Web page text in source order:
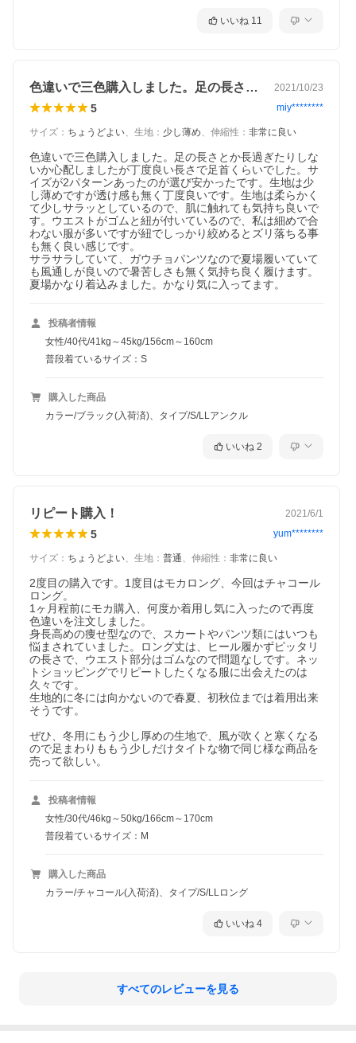
いいね 11
色違いで三色購入しました。足の長さとか… 2021/10/23
5 miy********
サイズ ： ちょうどよい、 生地 ： 少し薄め、 伸縮性 ： 非常に良い
色違いで三色購入しました。足の長さとか長過ぎたりしな
いか心配しましたが丁度良い長さで足首くらいでした。サ
イズが2パターンあったのが選び安かったです。生地は少
し薄めですが透け感も無く丁度良いです。生地は柔らかく
て少しサラッとしているので、肌に触れても気持ち良いで
す。ウエストがゴムと紐が付いているので、私は細めで合
わない服が多いですが紐でしっかり絞めるとズリ落ちる事
も無く良い感じです。
サラサラしていて、ガウチョパンツなので夏場履いていて
も風通しが良いので暑苦しさも無く気持ち良く履けます。
夏場かなり着込みました。かなり気に入ってます。
投稿者情報
女性/40代/41kg～45kg/156cm～160cm
普段着ているサイズ：S
購入した商品
カラー/ブラック(入荷済)、タイプ/S/LLアンクル
いいね 2
リピート購入！ 2021/6/1
5 yum********
サイズ ： ちょうどよい、 生地 ： 普通、 伸縮性 ： 非常に良い
2度目の購入です。1度目はモカロング、今回はチャコール
ロング。
1ヶ月程前にモカ購入、何度か着用し気に入ったので再度
色違いを注文しました。
身長高めの痩せ型なので、スカートやパンツ類にはいつも
悩まされていました。ロング丈は、ヒール履かずピッタリ
の長さで、ウエスト部分はゴムなので問題なしです。ネッ
トショッピングでリピートしたくなる服に出会えたのは
久々です。
生地的に冬には向かないので春夏、初秋位までは着用出来
そうです。
ぜひ、冬用にもう少し厚めの生地で、風が吹くと寒くなる
ので足まわりももう少しだけタイトな物で同じ様な商品を
売って欲しい。
投稿者情報
女性/30代/46kg～50kg/166cm～170cm
普段着ているサイズ：M
購入した商品
カラー/チャコール(入荷済)、タイプ/S/LLロング
いいね 4
すべてのレビューを見る